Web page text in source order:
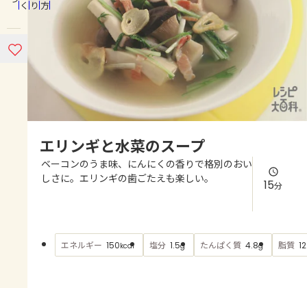
ホーム
コンテンツ
レシピ
よくあるお問い合わせ
AJINOMOTO PARK とは
きゅうり なす トマト
とうもろこし
ピーマン
みょうが ゴーヤ
つくり方
エリンギと水菜のスープ
ベーコンのうま味、にんにくの香りで格別のおい
しさに。エリンギの歯ごたえも楽しい。
15分
エネルギー 150kcal 塩分 1.5g たんぱく質 4.8g 脂質